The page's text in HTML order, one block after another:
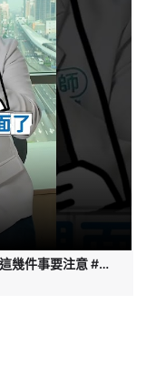
注意 #藥師HOW棒